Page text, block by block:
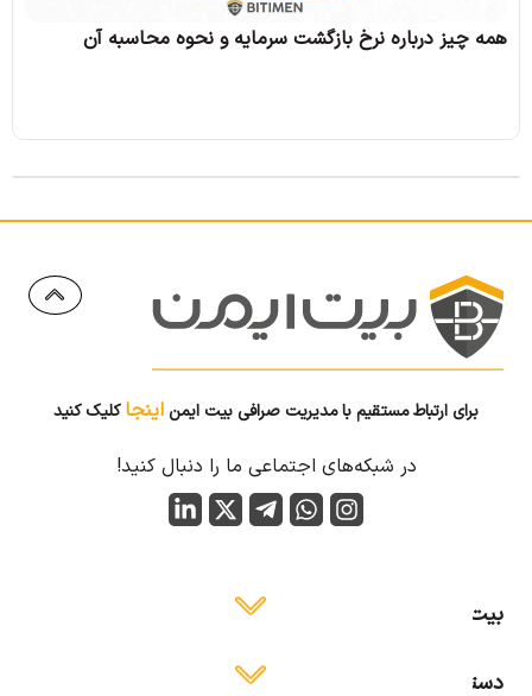
همه چیز درباره نرخ بازگشت سرمایه و نحوه محاسبه آن
برای ارتباط مستقیم با مدیریت صرافی بیت ایمن اینجاکلیک کنید
در شبکه‌های اجتماعی ما را دنبال کنید!
بیت ایمن
دسترسی آسان